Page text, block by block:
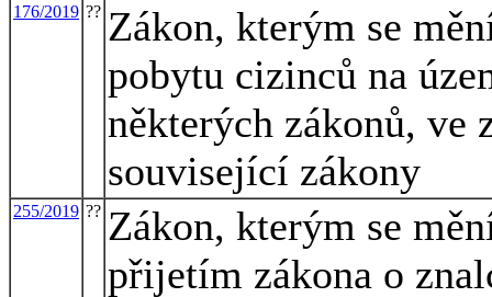
176/2019 ?? Zákon, kterým se
pobytu cizinců na
některých zákonů, ve
související zákony
255/2019 ?? Zákon, kterým se
přijetím zákona o